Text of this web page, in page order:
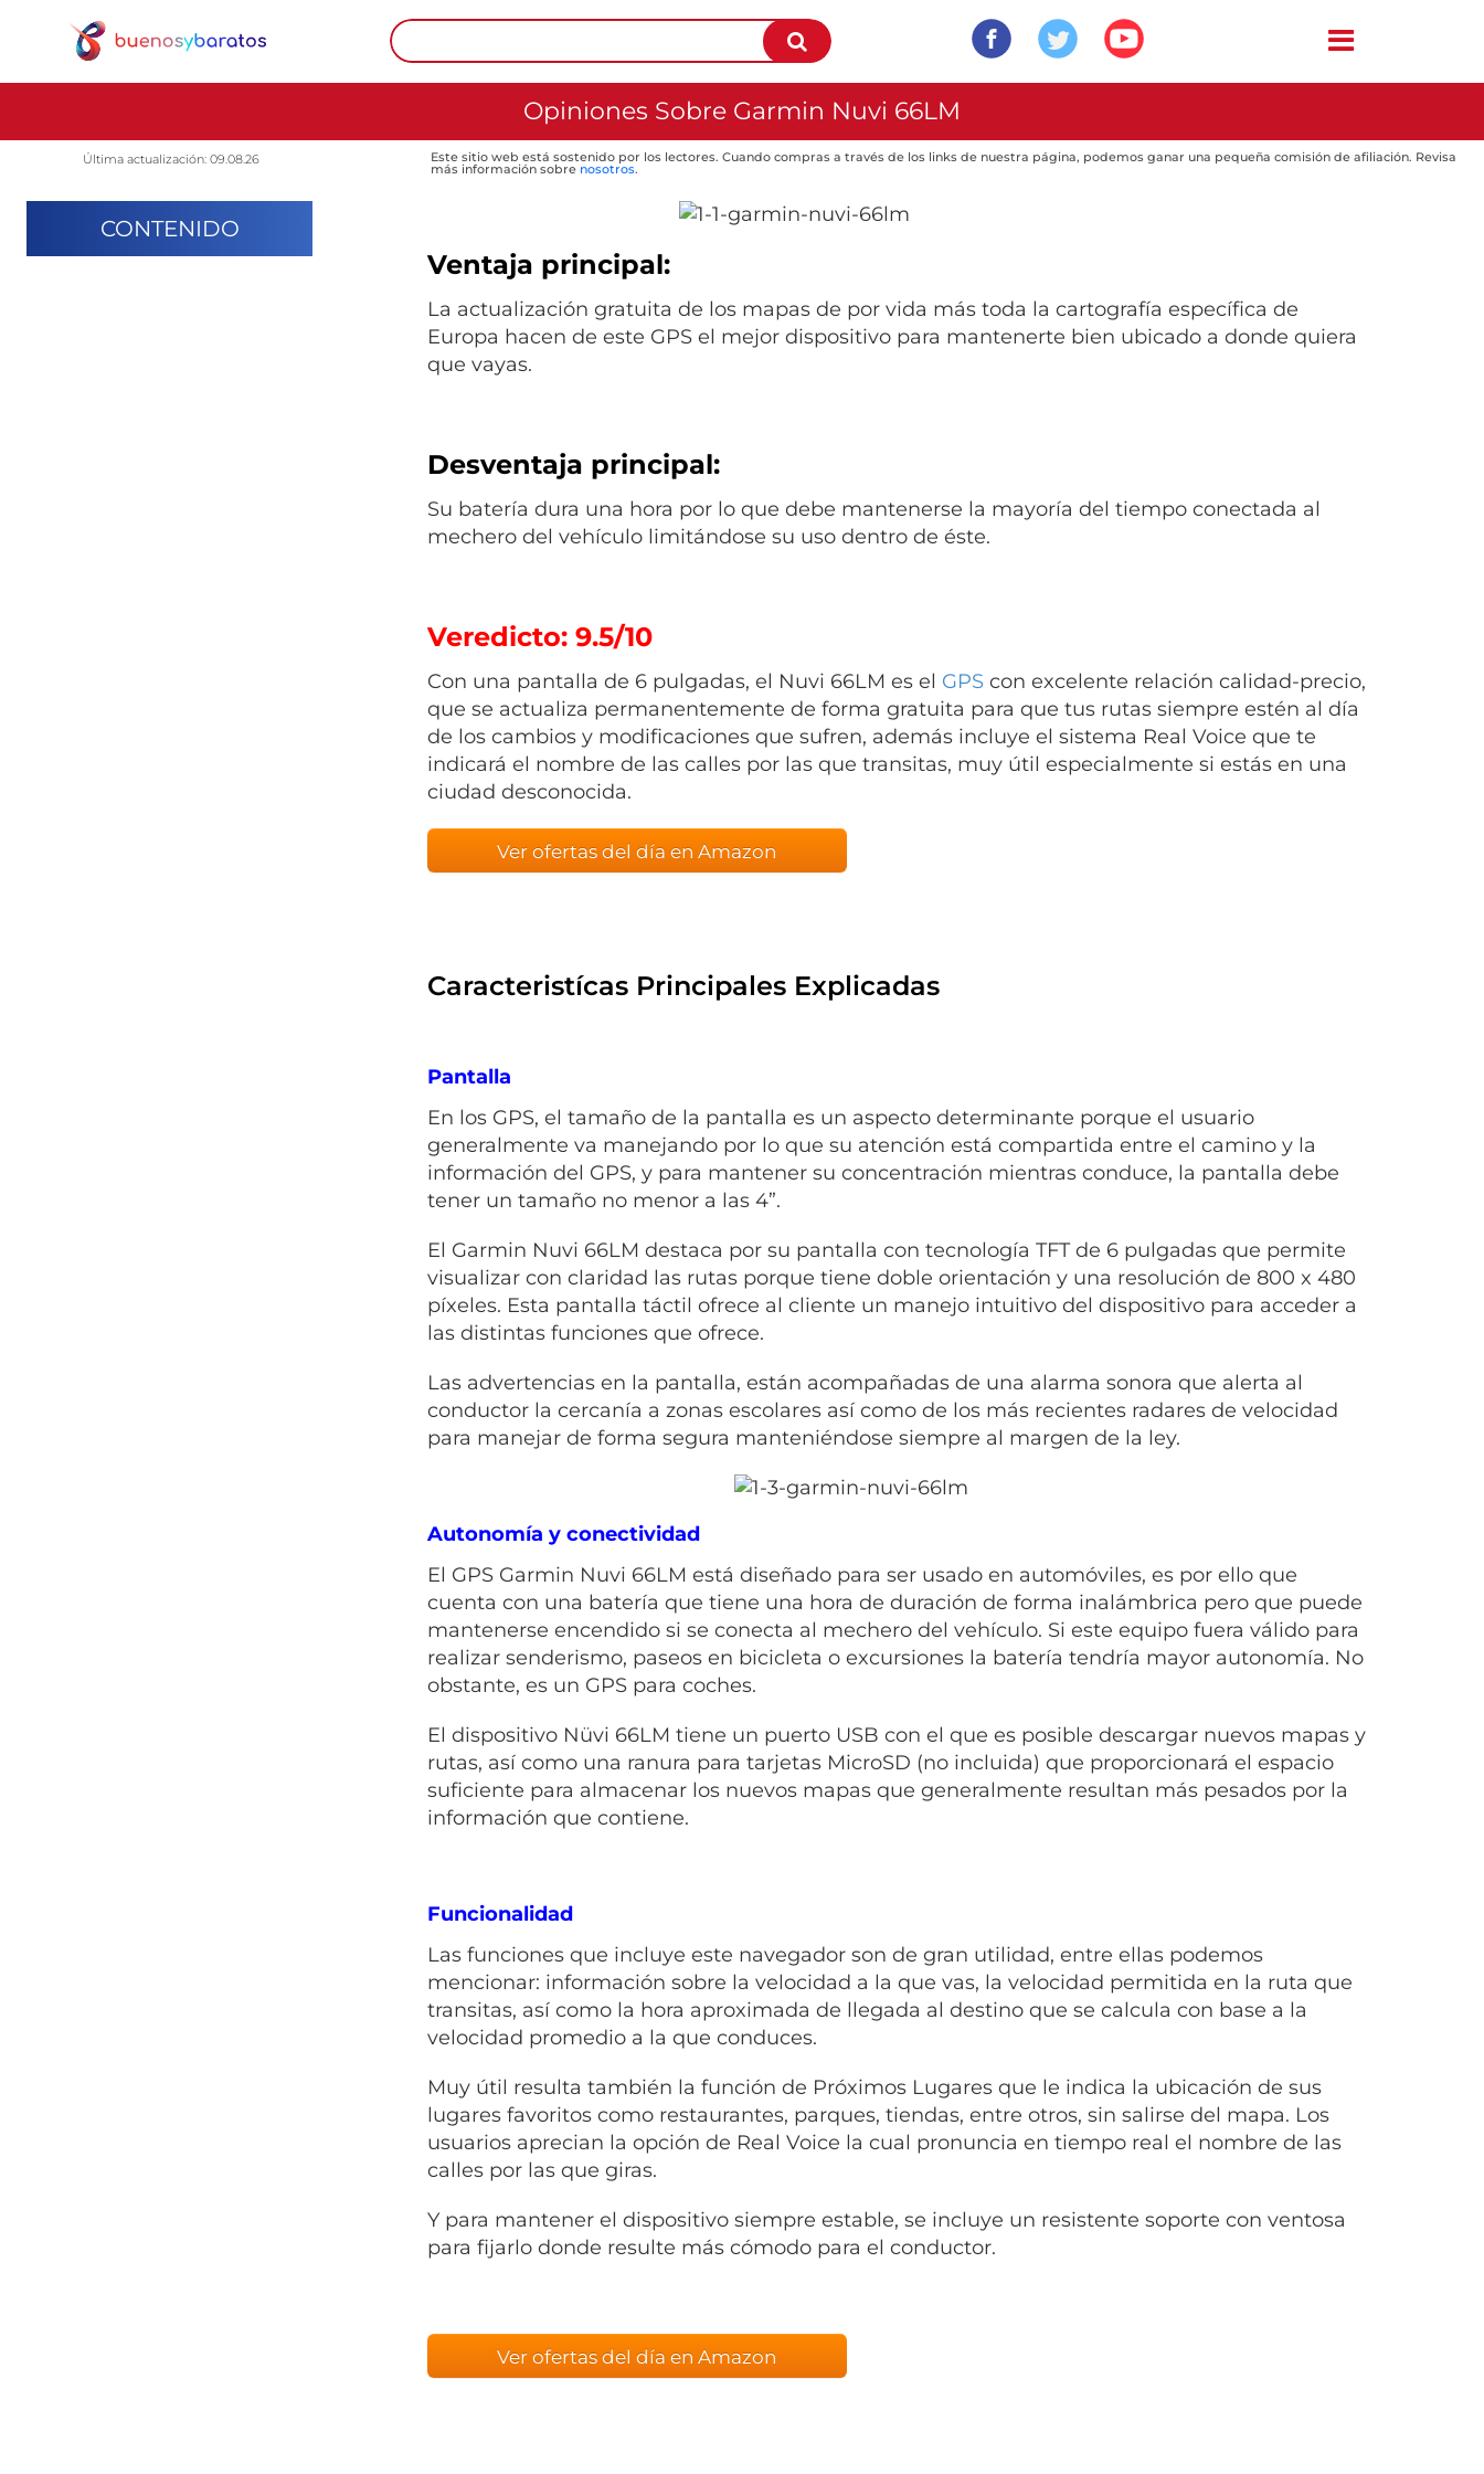
Opiniones Sobre Garmin Nuvi 66LM
Última actualización: 09.08.26 Este sitio web está sostenido por los lectores. Cuando compras a través de los links de nuestra página, podemos ganar una pequeña comisión de afiliación. Revisa
más información sobre nosotros.
CONTENIDO
Ventaja principal:
La actualización gratuita de los mapas de por vida más toda la cartografía específica de
Europa hacen de este GPS el mejor dispositivo para mantenerte bien ubicado a donde quiera
que vayas.
Desventaja principal:
Su batería dura una hora por lo que debe mantenerse la mayoría del tiempo conectada al
mechero del vehículo limitándose su uso dentro de éste.
Veredicto: 9.5/10
Con una pantalla de 6 pulgadas, el Nuvi 66LM es el GPScon excelente relación calidad-precio,
que se actualiza permanentemente de forma gratuita para que tus rutas siempre estén al día
de los cambios y modificaciones que sufren, además incluye el sistema Real Voice que te
indicará el nombre de las calles por las que transitas, muy útil especialmente si estás en una
ciudad desconocida.
Ver ofertas del día en Amazon
Caracteristícas Principales Explicadas
Pantalla
En los GPS, el tamaño de la pantalla es un aspecto determinante porque el usuario
generalmente va manejando por lo que su atención está compartida entre el camino y la
información del GPS, y para mantener su concentración mientras conduce, la pantalla debe
tener un tamaño no menor a las 4”.
El Garmin Nuvi 66LM destaca por su pantalla con tecnología TFT de 6 pulgadas que permite
visualizar con claridad las rutas porque tiene doble orientación y una resolución de 800 x 480
píxeles. Esta pantalla táctil ofrece al cliente un manejo intuitivo del dispositivo para acceder a
las distintas funciones que ofrece.
Las advertencias en la pantalla, están acompañadas de una alarma sonora que alerta al
conductor la cercanía a zonas escolares así como de los más recientes radares de velocidad
para manejar de forma segura manteniéndose siempre al margen de la ley.
Autonomía y conectividad
El GPS Garmin Nuvi 66LM está diseñado para ser usado en automóviles, es por ello que
cuenta con una batería que tiene una hora de duración de forma inalámbrica pero que puede
mantenerse encendido si se conecta al mechero del vehículo. Si este equipo fuera válido para
realizar senderismo, paseos en bicicleta o excursiones la batería tendría mayor autonomía. No
obstante, es un GPS para coches.
El dispositivo Nüvi 66LM tiene un puerto USB con el que es posible descargar nuevos mapas y
rutas, así como una ranura para tarjetas MicroSD (no incluida) que proporcionará el espacio
suficiente para almacenar los nuevos mapas que generalmente resultan más pesados por la
información que contiene.
Funcionalidad
Las funciones que incluye este navegador son de gran utilidad, entre ellas podemos
mencionar: información sobre la velocidad a la que vas, la velocidad permitida en la ruta que
transitas, así como la hora aproximada de llegada al destino que se calcula con base a la
velocidad promedio a la que conduces.
Muy útil resulta también la función de Próximos Lugares que le indica la ubicación de sus
lugares favoritos como restaurantes, parques, tiendas, entre otros, sin salirse del mapa. Los
usuarios aprecian la opción de Real Voice la cual pronuncia en tiempo real el nombre de las
calles por las que giras.
Y para mantener el dispositivo siempre estable, se incluye un resistente soporte con ventosa
para fijarlo donde resulte más cómodo para el conductor.
Ver ofertas del día en Amazon